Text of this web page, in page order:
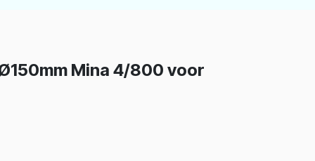
Mina 4/800 voor